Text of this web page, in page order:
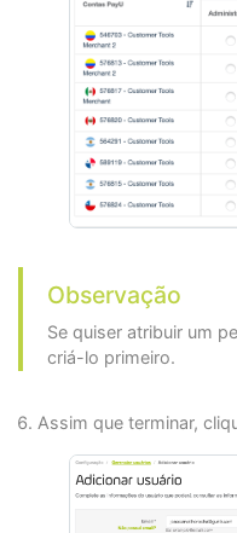
Observação
Se quiser atribuir um
criá-lo primeiro.
Assim que terminar,